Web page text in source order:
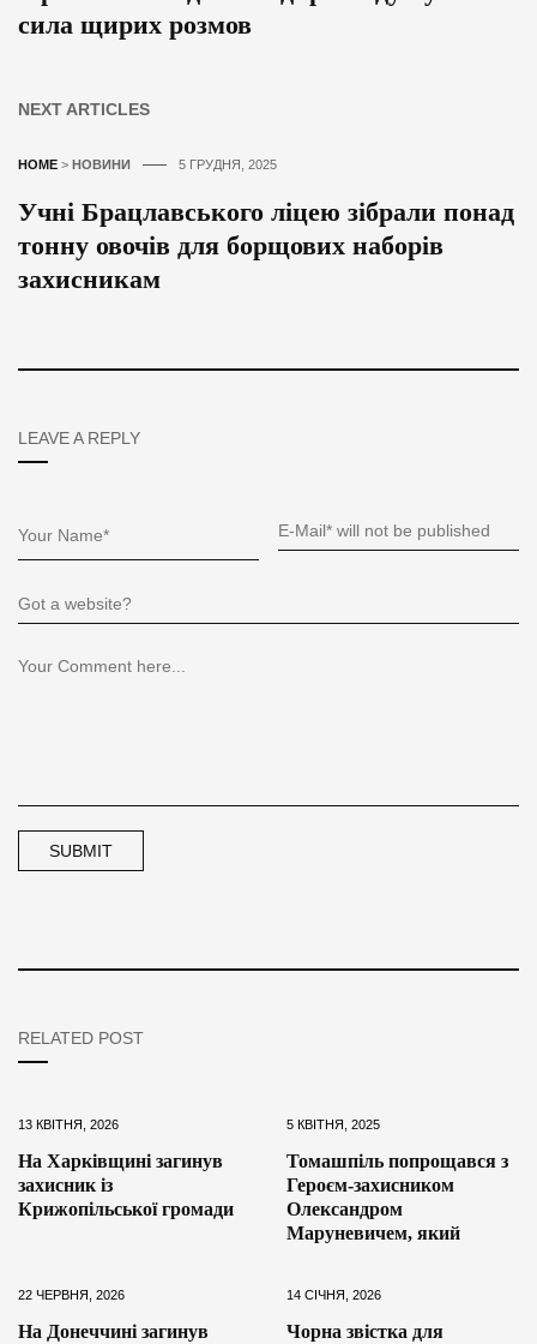
сила щирих розмов
NEXT ARTICLES
HOME > НОВИНИ 5 ГРУДНЯ, 2025
Учні Брацлавського ліцею зібрали понад
тонну овочів для борщових наборів
захисникам
LEAVE A REPLY
RELATED POST
13 КВІТНЯ, 2026
На Харківщині загинув
захисник із
Крижопільської громади
5 КВІТНЯ, 2025
Томашпіль попрощався з
Героєм-захисником
Олександром
Маруневичем, який
22 ЧЕРВНЯ, 2026
На Донеччині загинув
14 СІЧНЯ, 2026
Чорна звістка для